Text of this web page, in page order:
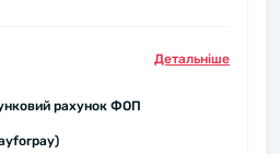
Детальнiше
рахунок ФОП